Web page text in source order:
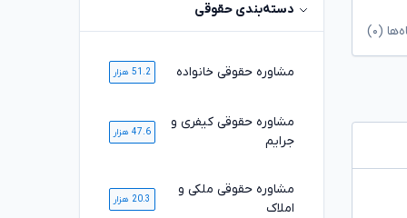
(۰)
دسته‌بندی حقوقی
مشاوره حقوقی خانواده 51.2 هزار
مشاوره حقوقی کیفری و
جرایم
47.6 هزار
مشاوره حقوقی ملکی و
املاک
20.3 هزار